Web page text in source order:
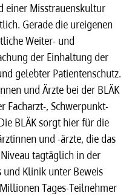
einer Misstrauenskultur
Gerade die ureigenen
Weiter- und
der Einhaltung der
gelebter Patientenschutz.
und Ärzte bei der BLÄK
Facharzt-, Schwerpunkt-
BLÄK sorgt hier für die
und -ärzte, die das
tagtäglich in der
Klinik unter Beweis
Tages-Teilnehmer